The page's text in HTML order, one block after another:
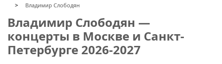
с 10:00 до 20:00
Владимир Слободян
Владимир Слободян —
концерты в Москве и Санкт-
Петербурге 2026-2027